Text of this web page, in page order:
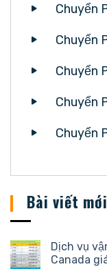
Chuyển
Chuyển
Chuyển
Chuyển
Chuyển
Bài viết mới
Dịch vụ
Canada